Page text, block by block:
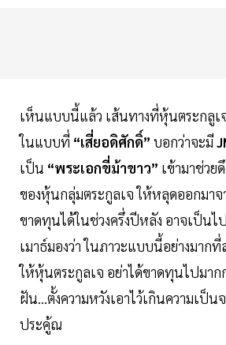
เห็นแบบนี้แล้ว เส้นทางที่หุ้นตระกลู
ในแบบที่ “เสี่ยอดิศักดิ์” บอกว่าจะมี
เป็น “พระเอกขี่ม้าขาว” เข้ามาช่วย
ของหุ้นกลุ่มตระกูลเจ ให้หลุดออกมาจ
ขาดทุนได้ในช่วงครึ่งปีหลัง อาจเป็นไ
เมาธ์มองว่า ในภาวะแบบนี้อย่างมาก
ให้หุ้นตระกูลเจ อย่าได้ขาดทุนไปมาก
ฝัน...ตั้งความหวังเอาไว้เกินความเป็น
ประคู้ณ